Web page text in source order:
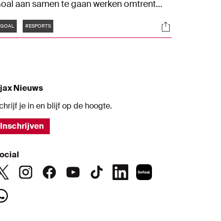
aan samen te gaan werken omtrent
aan een serie van tutorials gericht op
van FIFA-talent wereldwijd. De
#ESPORTS Socials
Nieuws
je in en blijf op de hoogte.
Inschrijven